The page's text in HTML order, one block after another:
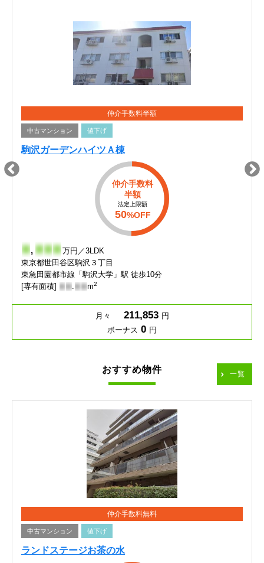
仲介手数料半額
中古マンション 値下げ
駒沢ガーデンハイツＡ棟
仲介手数料
半額
法定上限額
50%OFF
- ,- - - 万円／3LDK
東京都世田谷区駒沢３丁目
東急田園都市線「駒沢大学」駅 徒歩10分
[専有面積] - - .- - m2
月々 211,853 円
ボーナス 0 円
おすすめ物件 一覧
仲介手数料無料
中古マンション 値下げ
ランドステージお茶の水